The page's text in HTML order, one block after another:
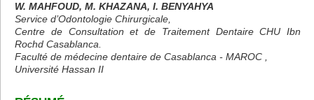
W. MAHFOUD, M. KHAZANA, I. BENYAHYA
Service d’Odontologie Chirurgicale,
Centre de Consultation et de Traitement Dentaire CHU Ibn
Rochd Casablanca.
Faculté de médecine dentaire de Casablanca - MAROC ,
Université Hassan II